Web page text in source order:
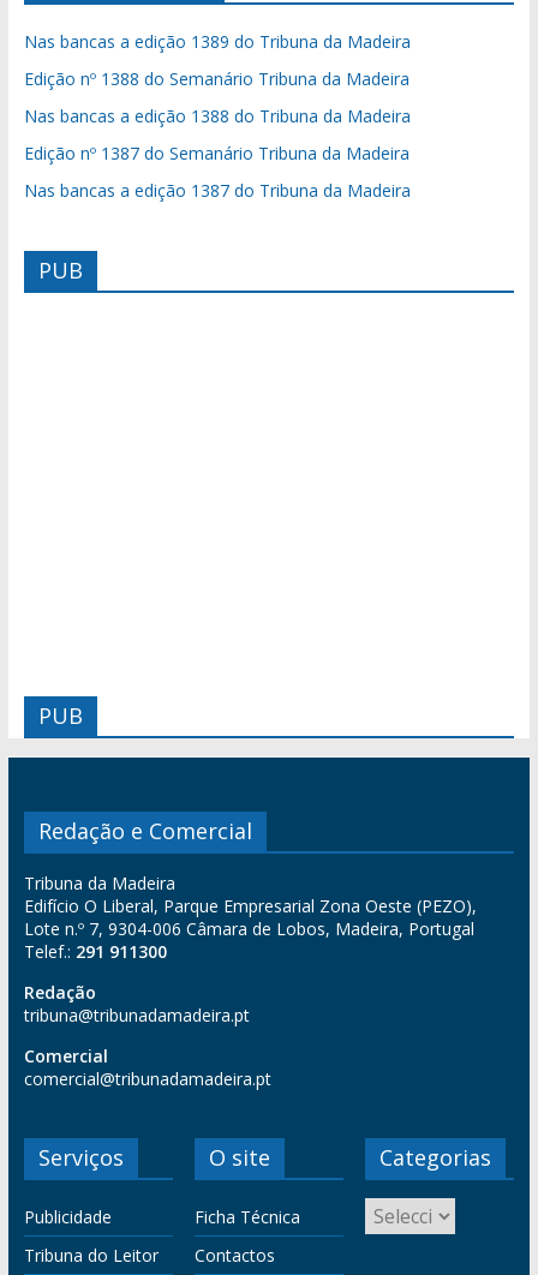
Nas bancas a edição 1389 do Tribuna da Madeira
Edição nº 1388 do Semanário Tribuna da Madeira
Nas bancas a edição 1388 do Tribuna da Madeira
Edição nº 1387 do Semanário Tribuna da Madeira
Nas bancas a edição 1387 do Tribuna da Madeira
PUB
PUB
Redação e Comercial
Tribuna da Madeira
Edifício O Liberal, Parque Empresarial Zona Oeste (PEZO),
Lote n.º 7, 9304-006 Câmara de Lobos, Madeira, Portugal
Telef.: 291 911300
Redação
tribuna@tribunadamadeira.pt
Comercial
comercial@tribunadamadeira.pt
Serviços
Publicidade
Tribuna do Leitor
O site
Ficha Técnica
Contactos
Categorias